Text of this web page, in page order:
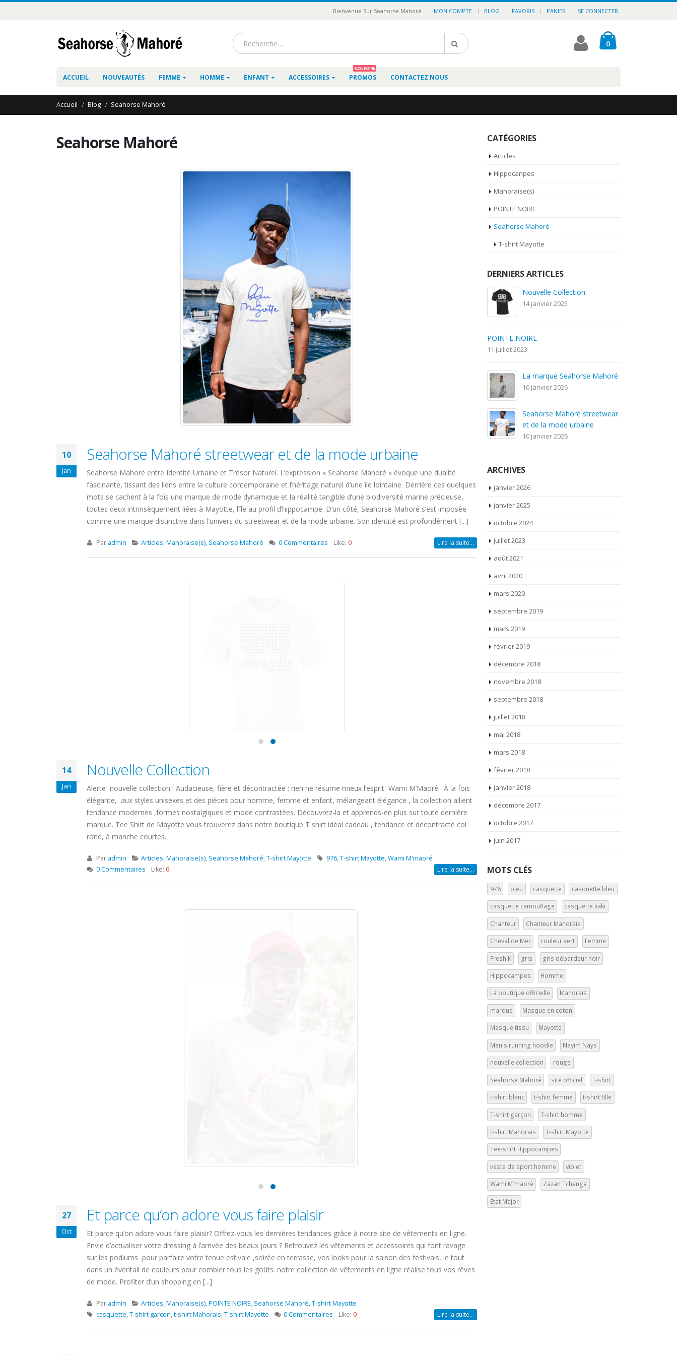
Bienvenue Sur Seahorse Mahoré | MON COMPTE BLOG FAVORIS PANIER SE CONNECTER
0
ACCUEIL NOUVEAUTÉS FEMME HOMME ENFANT ACCESSOIRES PROMOS
SOLDE %
CONTACTEZ NOUS
Accueil Blog Seahorse Mahoré
Seahorse Mahoré
10
Jan
Seahorse Mahoré streetwear et de la mode urbaine
Seahorse Mahoré entre Identité Urbaine et Trésor Naturel. L’expression « Seahorse Mahoré » évoque une dualité
fascinante, tissant des liens entre la culture contemporaine et l’héritage naturel d’une île lointaine. Derrière ces quelques
mots se cachent à la fois une marque de mode dynamique et la réalité tangible d’une biodiversité marine précieuse,
toutes deux intrinsèquement liées à Mayotte, l’île au profil d’hippocampe. D’un côté, Seahorse Mahoré s’est imposée
comme une marque distinctive dans l’univers du streetwear et de la mode urbaine. Son identité est profondément [...]
Par admin Articles,Mahoraise(s), Seahorse Mahoré 0 Commentaires Like: 0 Lire la suite…
Nouvelle Collection
Alerte nouvelle collection ! Audacieuse, fière et décontractée : rien ne résume mieux l’esprit Wami M’Maoré . À la fois
élégante, aux styles unisexes et des pièces pour homme, femme et enfant, mélangeant élégance , la collection allient
tendance modernes ,formes nostalgiques et mode contrastées. Découvrez-la et apprends-en plus sur toute dernière
rond, à manche courtes.
Paradmin Articles,Mahoraise(s),Seahorse Mahoré,T-shirt Mayotte 976,T-shirt Mayotte,Wami M'maoré
27 Et parce qu’on adore vous faire plaisir
Et parce qu’on adore vous faire plaisir? Offrez-vous les dernières tendances grâce à notre site de vêtements en ligne.
Envie d’actualiser votre dressing à l’arrivée des beaux jours ? Retrouvez les vêtements et accessoires qui font ravage
sur les podiums pour parfaire votre tenue estivale ,soirée en terrasse, vos looks pour la saison des festivals, le tout
dans un éventail de couleurs pour combler tous les goûts. notre collection de vêtements en ligne réalise tous vos rêves
de mode. Profiter d’un shopping en [...]
CATÉGORIES
Articles
Hippocanpes
Mahoraise(s)
POINTE NOIRE
Seahorse Mahoré
T-shirt Mayotte
DERNIERS ARTICLES
Nouvelle Collection
14 janvier 2025
POINTE NOIRE
11 juillet 2023
La marque Seahorse Mahoré
10 janvier 2026
Seahorse Mahoré streetwear
et de la mode urbaine
10 janvier 2026
ARCHIVES
janvier 2026
janvier 2025
octobre 2024
juillet 2023
août 2021
avril 2020
mars 2020
septembre 2019
mars 2019
février 2019
décembre 2018
novembre 2018
septembre 2018
juillet 2018
mai 2018
mars 2018
février 2018
janvier 2018
décembre 2017
octobre 2017
juin 2017
MOTS CLÉS
976 bleu casquette casquette bleu
casquette camouflage casquette kaki
Chanteur Chanteur Mahorais
Cheval de Mer couleur vert Femme
Fresh.K gris gris débardeur noir
Hippocampes Homme
La boutique officielle Mahorais
marque Masque en coton
Masque tissu Mayotte
Men's running hoodie Nayim Nays
nouvelle collection rouge
Seahorse Mahoré site officiel T-shirt
t-shirt blanc t-shirt femme t-shirt fille
T-shirt garçon T-shirt homme
t-shirt Mahorais T-shirt Mayotte
Tee-shirt Hippocampes
veste de sport homme violet
Wami M'maoré Zazan Tchanga
État Major